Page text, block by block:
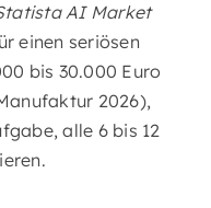
AI Market
einen seriösen
bis 30.000 Euro
2026),
alle 6 bis 12